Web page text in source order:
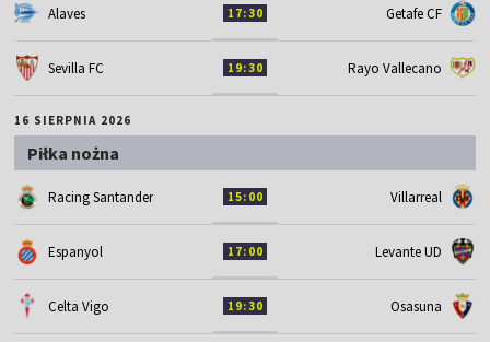
Alaves 17:30 Getafe CF
Sevilla FC 19:30 Rayo Vallecano
16 SIERPNIA 2026
Piłka nożna
Racing Santander 15:00 Villarreal
Espanyol 17:00 Levante UD
Celta Vigo 19:30 Osasuna